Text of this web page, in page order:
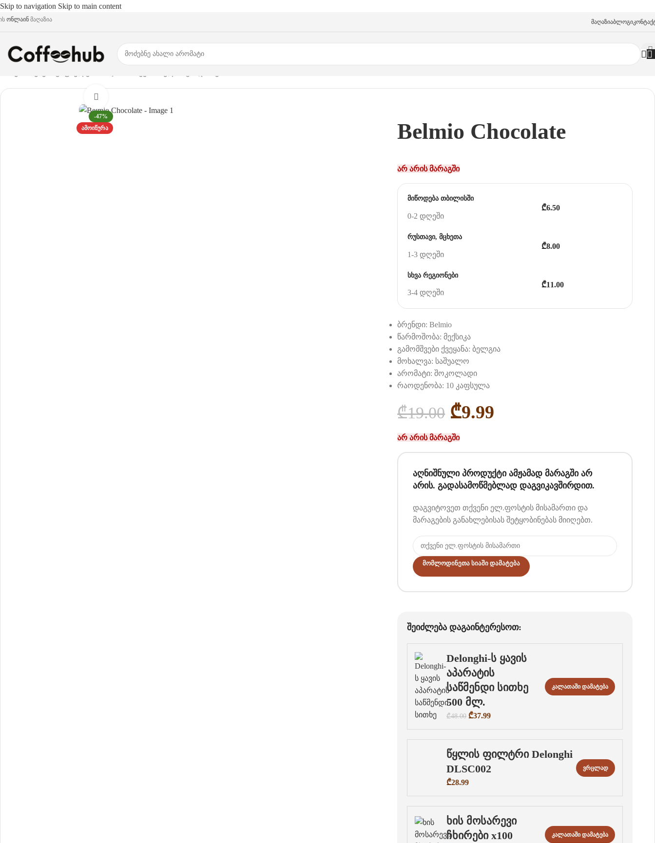
Skip to navigation Skip to main content
ონლაინ მაღაზია ᲛაღაზიაᲑლოგი
-47%
ᲐᲛᲝᲘᲬᲣᲠᲐ
Belmio Chocolate
არ არის მარაგში
მიწოდება თბილისში
0-2 დღეში
₾6.50
რუსთავი, მცხეთა
1-3 დღეში
₾8.00
სხვა რეგიონები
3-4 დღეში
₾11.00
ბრენდი: Belmio
წარმოშობა: მექსიკა
გამომშვები ქვეყანა: ბელგია
მოხალვა: საშუალო
არომატი: შოკოლადი
რაოდენობა: 10 კაფსულა
₾19.00 ₾9.99
არ არის მარაგში
აღნიშნული პროდუქტი ამჟამად მარაგში არ
არის. გადასამოწმებლად დაგვიკავშირდით.
დაგვიტოვეთ თქვენი ელ.ფოსტის მისამართი და
მარაგების განახლებისას შეტყობინებას მიიღებთ.
Მომლოდინეთა Სიაში Დამატება
შეიძლება დაგაინტერესოთ:
Delonghi-ს ყავის
აპარატის
საწმენდი სითხე
500 მლ.
₾48.00 ₾37.99
Კალათაში Დამატება
წყლის ფილტრი Delonghi
DLSC002
₾28.99
Ვრცლად
ხის მოსარევი
ჩხირები x100
Კალათაში Დამატება